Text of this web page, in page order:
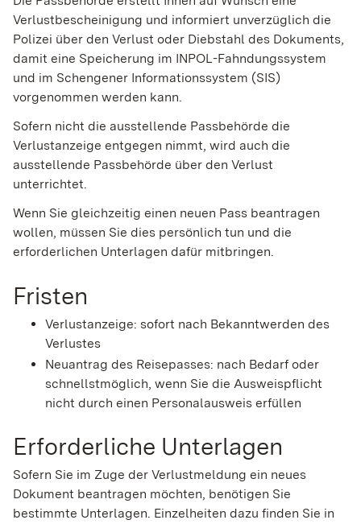
Verlustbescheinigung und informiert unverzüglich die
Polizei über den Verlust oder Diebstahl des Dokuments,
damit eine Speicherung im INPOL-Fahndungssystem
und im Schengener Informationssystem (SIS)
vorgenommen werden kann.
Sofern nicht die ausstellende Passbehörde die
Verlustanzeige entgegen nimmt, wird auch die
ausstellende Passbehörde über den Verlust
unterrichtet.
Wenn Sie gleichzeitig einen neuen Pass beantragen
wollen, müssen Sie dies persönlich tun und die
erforderlichen Unterlagen dafür mitbringen.
Fristen
Verlustanzeige: sofort nach Bekanntwerden des
Verlustes
Neuantrag des Reisepasses: nach Bedarf oder
schnellstmöglich, wenn Sie die Ausweispflicht
nicht durch einen Personalausweis erfüllen
Erforderliche Unterlagen
Sofern Sie im Zuge der Verlustmeldung ein neues
Dokument beantragen möchten, benötigen Sie
bestimmte Unterlagen. Einzelheiten dazu finden Sie in